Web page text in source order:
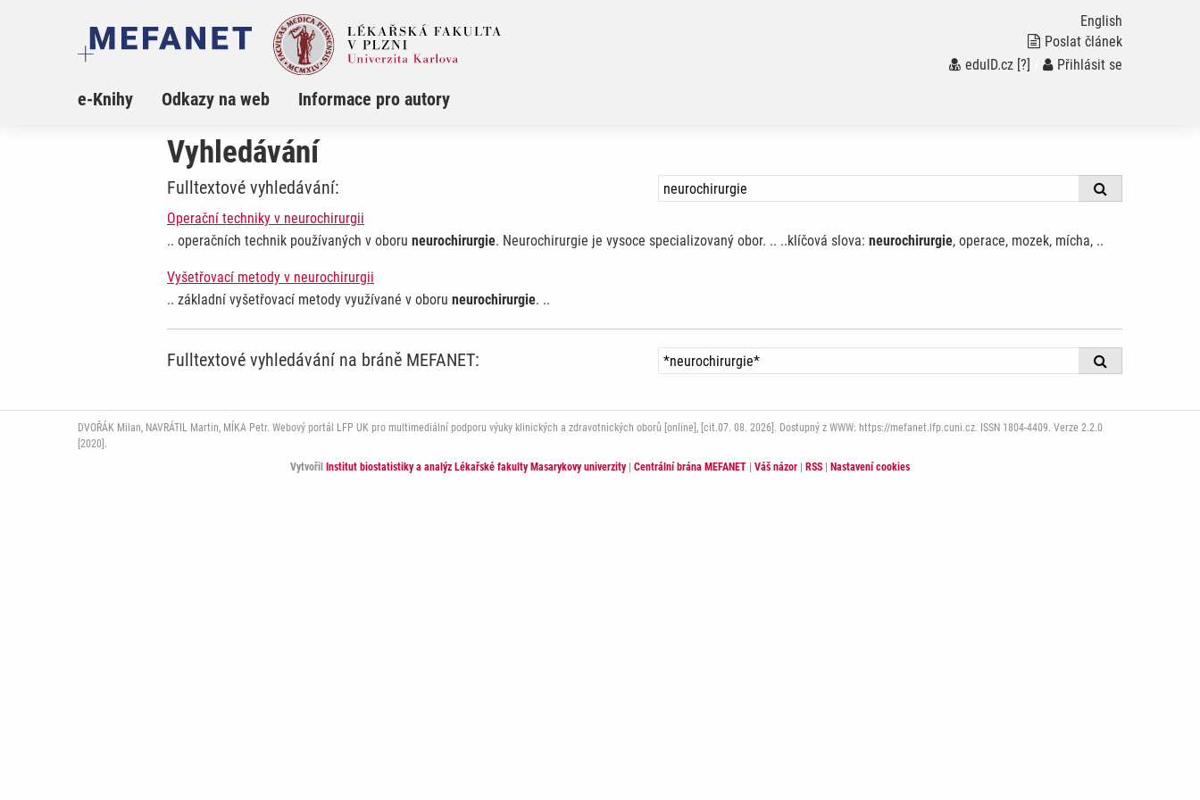
English
Poslat článek
eduID.cz [?] Přihlásit se
e-Knihy Odkazy na web Informace pro autory
Vyhledávání
Fulltextové vyhledávání:
Operační techniky v neurochirurgii
.. operačních technik používaných v oboru neurochirurgie. Neurochirurgie je vysoce specializovaný obor. .. ..klíčová slova: neurochirurgie, operace, mozek, mícha, ..
Vyšetřovací metody v neurochirurgii
.. základní vyšetřovací metody využívané v oboru neurochirurgie. ..
Fulltextové vyhledávání na bráně MEFANET:
DVOŘÁK Milan, NAVRÁTIL Martin, MÍKA Petr. Webový portál LFP UK pro multimediální podporu výuky klinických a zdravotnických oborů [online], [cit.07. 08. 2026]. Dostupný z WWW: https://mefanet.lfp.cuni.cz. ISSN 1804-4409. Verze 2.2.0
[2020].
Vytvořil
Institut biostatistiky a analýz Lékařské fakulty Masarykovy univerzity| Centrální brána MEFANET Váš názor RSS Nastavení cookies